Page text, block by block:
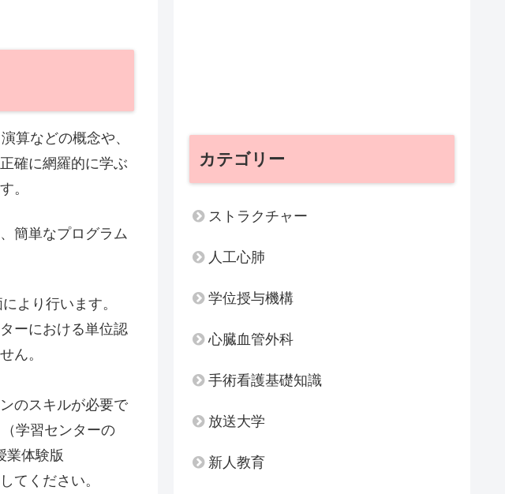
算などの概念や、
確に網羅的に学ぶ
。
簡単なプログラム
より行います。
ーにおける単位認
ん。
のスキルが必要で
学習センターの
業体験版
てください。
カテゴリー
ストラクチャー
人工心肺
学位授与機構
心臓血管外科
手術看護基礎知識
放送大学
新人教育